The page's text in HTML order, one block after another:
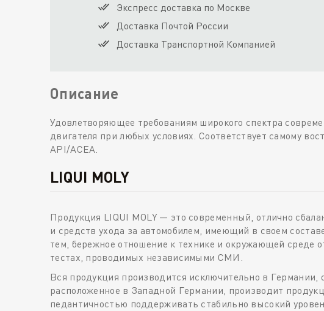
Экспресс доставка по Москве
Доставка Почтой России
Доставка Транспортной Компанией
Описание
Удовлетворяющее требованиям широкого спектра
двигателя при любых условиях. Соответствует самому
API/ACEA.
LIQUI MOLY
Продукция LIQUI MOLY — это современный, отлично
и средств ухода за автомобилем, имеющий в своем
тем, бережное отношение к технике и окружающей среде
тестах, проводимых независимыми СМИ.
Вся продукция производится исключительно в
расположенное в Западной Германии, производит
педантичностью поддерживать стабильно высокий